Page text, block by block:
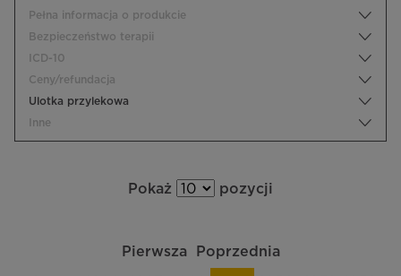
Pełna informacja o produkcie
Bezpieczeństwo terapii
ICD-10
Ceny/refundacja
Ulotka przylekowa
Inne
Pokaż pozycji
Pierwsza Poprzednia